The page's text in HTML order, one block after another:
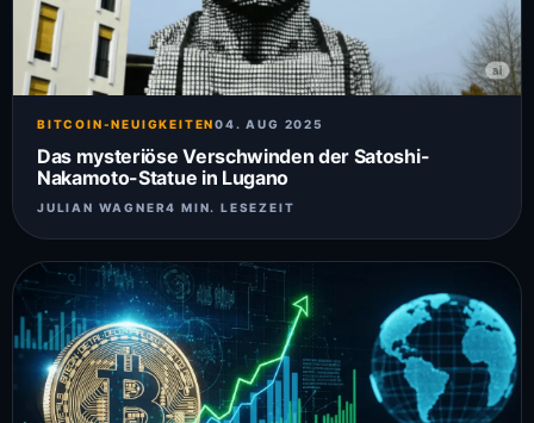
BITCOIN-NEUIGKEITEN04. AUG 2025
Das mysteriöse Verschwinden der Satoshi-
Nakamoto-Statue in Lugano
JULIAN WAGNER4 MIN. LESEZEIT